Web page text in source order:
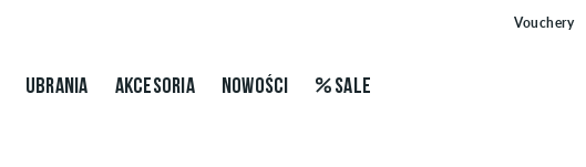
Vouchery
UBRANIA AKCESORIA NOWOŚCI SALE